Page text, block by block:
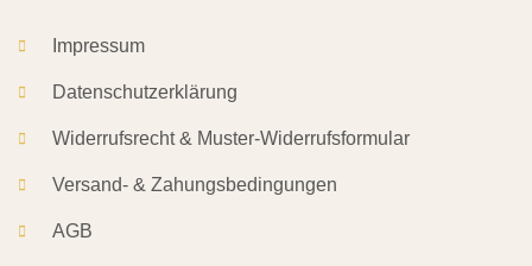
Impressum
Datenschutzerklärung
Widerrufsrecht & Muster-Widerrufsformular
Versand- & Zahungsbedingungen
AGB